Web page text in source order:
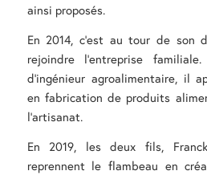
ainsi proposés.
En 2014, c’est au tour de son
rejoindre l’entreprise
d’ingénieur agroalimentaire, il
en fabrication de produits
l’artisanat.
En 2019, les deux fils,
reprennent le flambeau en